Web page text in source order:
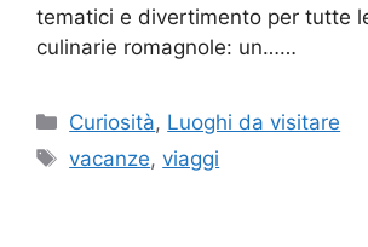
tematici e divertimento per tutte
culinarie romagnole: un……
Categorie
Curiosità, Luoghi da visitare
Tag
vacanze,viaggi